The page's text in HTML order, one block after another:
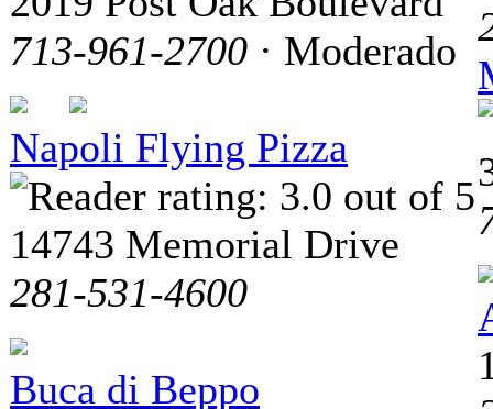
713-961-2700 · Moderado
Napoli Flying Pizza
14743 Memorial Drive
281-531-4600
Buca di Beppo